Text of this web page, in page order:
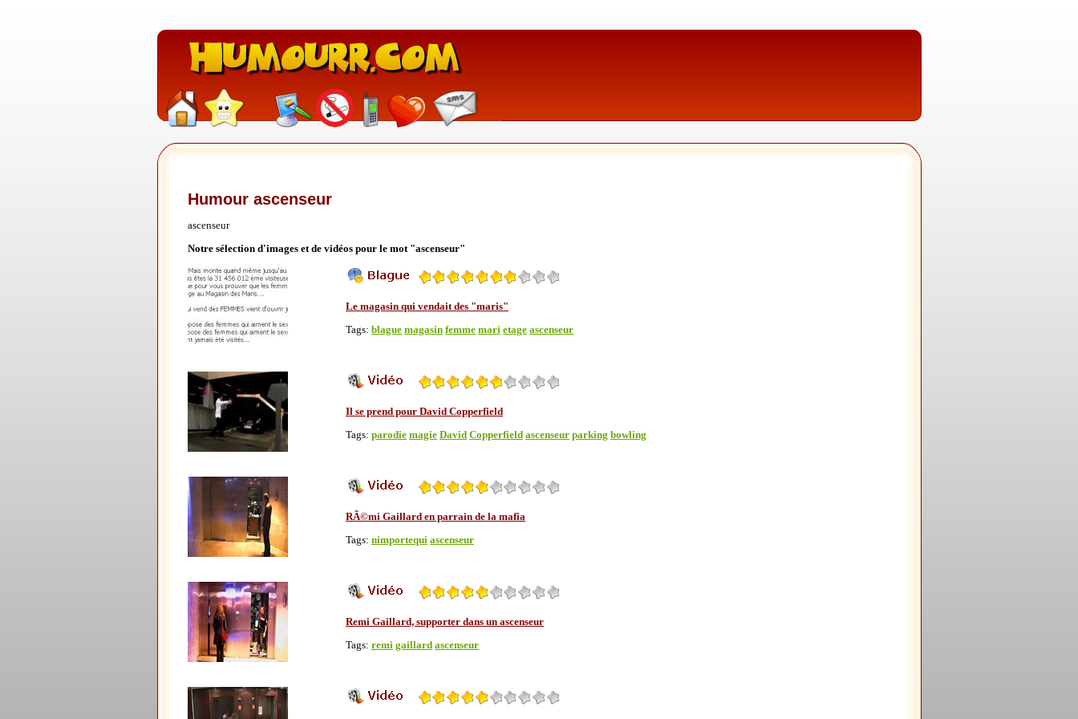
Humour ascenseur
ascenseur
Notre sélection d'images et de vidéos pour le mot "ascenseur"
Le magasin qui vendait des "maris"
Tags: blague magasin femme mari etage ascenseur
Il se prend pour David Copperfield
Tags: parodie magie David Copperfield ascenseur parking bowling
RÃ©mi Gaillard en parrain de la mafia
Tags: nimportequi ascenseur
Remi Gaillard, supporter dans un ascenseur
Tags: remi gaillard ascenseur